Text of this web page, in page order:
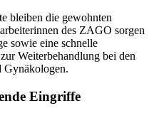
bleiben die gewohnten
des ZAGO sorgen
sowie eine schnelle
Weiterbehandlung bei den
Gynäkologen.
Eingriffe